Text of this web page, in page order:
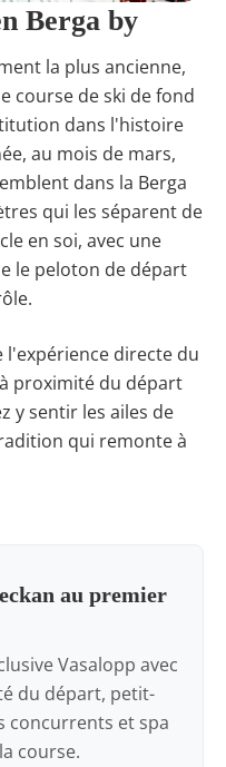
Berga by
la plus ancienne,
course de ski de fond
dans l'histoire
au mois de mars,
dans la Berga
qui les séparent de
en soi, avec une
le peloton de départ
directe du
proximité du départ
y sentir les ailes de
qui remonte à
au premier
Vasalopp avec
du départ, petit-
concurrents et spa
course.